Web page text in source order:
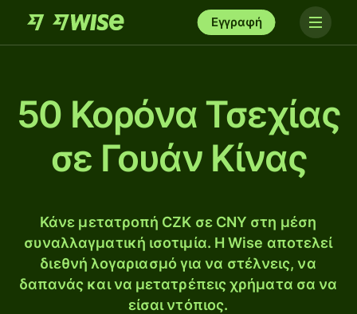
Εγγραφή
50 Κορόνα Τσεχίας
σε Γουάν Κίνας
Κάνε μετατροπή CZK σε CNY στη μέση
συναλλαγματική ισοτιμία. Η Wise αποτελεί
διεθνή λογαριασμό για να στέλνεις, να
δαπανάς και να μετατρέπεις χρήματα σα να
είσαι ντόπιος.